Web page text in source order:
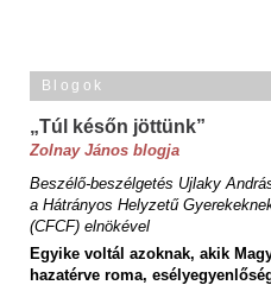
Blogok
„Túl későn jöttünk”
Zolnay János blogja
Beszélő-beszélgetés Ujlaky
a Hátrányos Helyzetű
(CFCF) elnökével
Egyike voltál azoknak, akik
hazatérve roma,